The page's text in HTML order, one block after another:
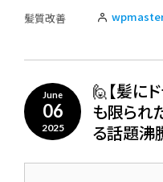
髪質改善
June
06
2025
🙋【髪に
も限られ
る話題沸